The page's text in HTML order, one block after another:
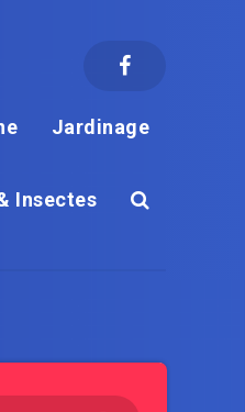
Jardinage
Insectes